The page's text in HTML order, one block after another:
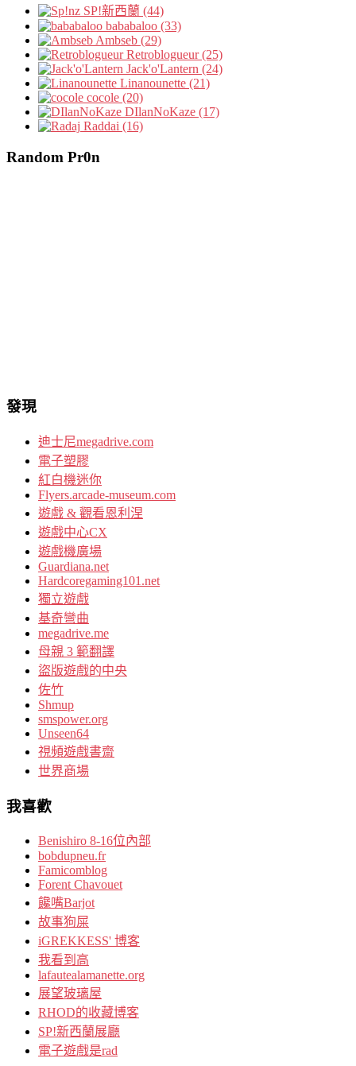
SP!新西蘭 (44)
bababaloo (33)
Ambseb (29)
Retroblogueur (25)
Jack'o'Lantern (24)
Linanounette (21)
cocole (20)
DIlanNoKaze (17)
Raddai (16)
Random Pr0n
發現
迪士尼megadrive.com
電子塑膠
紅白機迷你
Flyers.arcade-museum.com
遊戲 & 觀看恩利涅
遊戲中心CX
遊戲機廣場
Guardiana.net
Hardcoregaming101.net
獨立遊戲
基奇彎曲
megadrive.me
母親 3 範翻譯
盜版遊戲的中央
佐竹
Shmup
smspower.org
Unseen64
視頻遊戲書齋
世界商場
我喜歡
Benishiro 8-16位內部
bobdupneu.fr
Famicomblog
Forent Chavouet
饞嘴Barjot
故事狗屎
iGREKKESS' 博客
我看到高
lafautealamanette.org
展望玻璃屋
RHOD的收藏博客
SP!新西蘭展廳
電子遊戲是rad